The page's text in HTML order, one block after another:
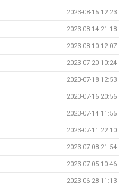
2023-08-15 12:23
2023-08-14 21:18
2023-08-10 12:07
2023-07-20 10:24
2023-07-18 12:53
2023-07-16 20:56
2023-07-14 11:55
2023-07-11 22:10
2023-07-08 21:54
2023-07-05 10:46
2023-06-28 11:13